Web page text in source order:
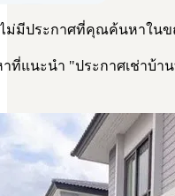
ม่มีประกาศที่คุณค้นหาใน
ที่แนะนำ "ประกาศเช่าบ้า